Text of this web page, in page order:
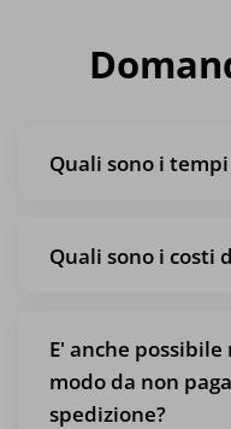
Quali sono i
Quali sono i costi
E' anche
modo da non
spedizione?